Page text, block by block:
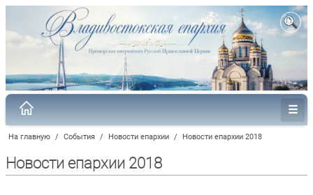
На главную / События / Новости епархии / Новости епархии 2018
Новости епархии 2018